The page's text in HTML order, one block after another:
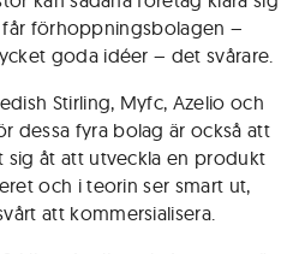
får förhoppningsbolagen –
goda idéer – det svårare.
Stirling, Myfc, Azelio och
dessa fyra bolag är också att
sig åt att utveckla en produkt
och i teorin ser smart ut,
att kommersialisera.